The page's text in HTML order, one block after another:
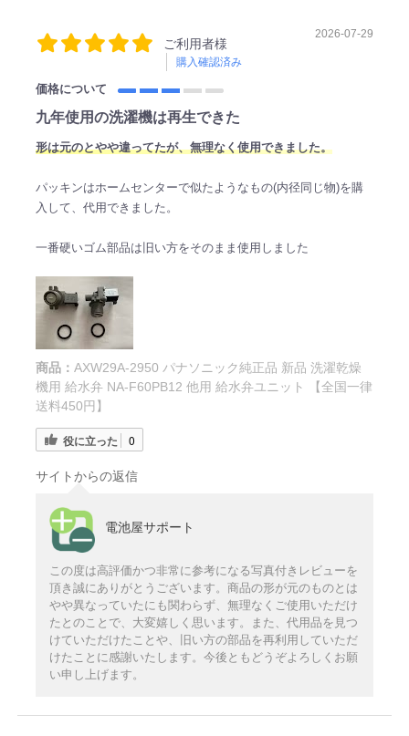
ご利用者様
購入確認済み
2026-07-29
価格について
九年使用の洗濯機は再生できた
形は元のとやや違ってたが、無理なく使用できました。
パッキンはホームセンターで似たようなもの(内径同じ物)を購
入して、代用できました。
一番硬いゴム部品は旧い方をそのまま使用しました
商品： AXW29A-2950 パナソニック純正品 新品 洗濯乾燥
機用 給水弁 NA-F60PB12 他用 給水弁ユニット 【全国一律
送料450円】
役に立った 0
サイトからの返信
電池屋サポート
この度は高評価かつ非常に参考になる写真付きレビューを
頂き誠にありがとうございます。商品の形が元のものとは
やや異なっていたにも関わらず、無理なくご使用いただけ
たとのことで、大変嬉しく思います。また、代用品を見つ
けていただけたことや、旧い方の部品を再利用していただ
けたことに感謝いたします。今後ともどうぞよろしくお願
い申し上げます。